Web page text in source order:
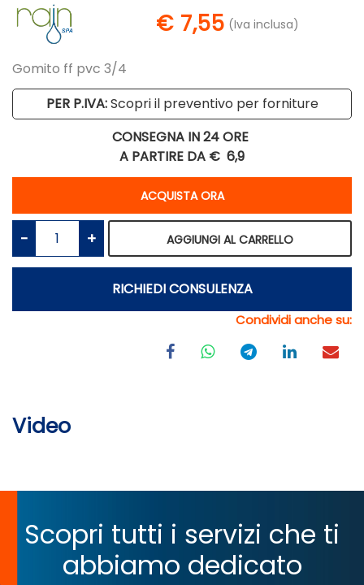
€ 7,55 (Iva inclusa)
Gomito ff pvc 3/4
PER P.IVA:Scopri il preventivo per forniture
CONSEGNA IN 24 ORE
A PARTIRE DA € 6,9
ACQUISTA ORA
Quantità
AGGIUNGI AL CARRELLO
RICHIEDI CONSULENZA
Condividi anche su:
Video
Scopri tutti i servizi che ti
abbiamo dedicato